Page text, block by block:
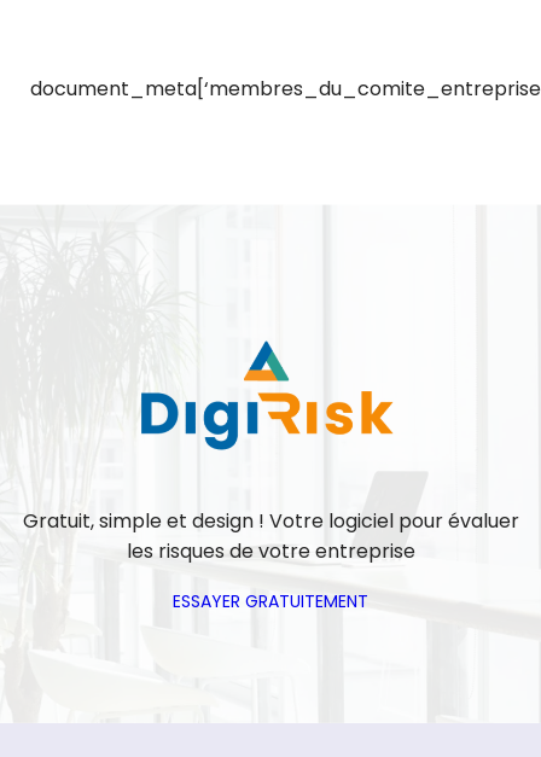
Gratuit, simple et design ! Votre logiciel pour évaluer
les risques de votre entreprise
ESSAYER GRATUITEMENT